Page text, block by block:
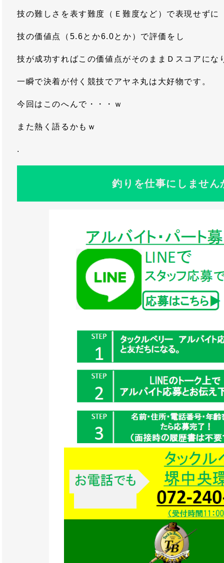
技の難しさを表す難度（Ｅ難度など）で表現せずに
技の価値点（5.6とか6.0とか）で評価をし
技が成功すればこの価値点がそのままＤスコアにな
一瞬で決着が付く競技でアヤネ丸は大好物です。
今回はこのへんで・・・ｗ
また熱く語るかもｗ
.
釣りを仕事にしません